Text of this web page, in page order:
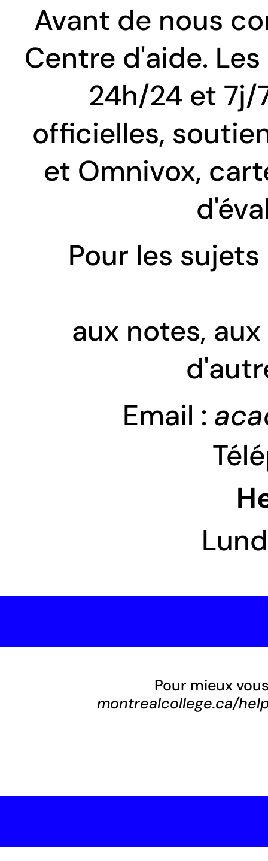
Avant de nous
Centre d'aide.
24h/24 et 7j/
officielles,
et Omnivox,
Pour les
aux notes,
Email :
Pour mieux
montrealcollege.ca/